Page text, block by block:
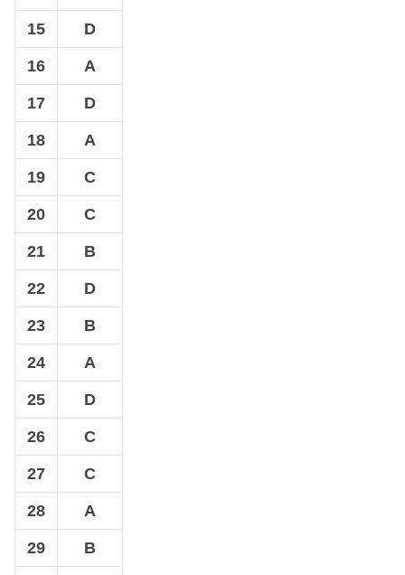
15 D
16 A
17 D
18 A
19 C
20 C
21 B
22 D
23 B
24 A
25 D
26 C
27 C
28 A
29 B